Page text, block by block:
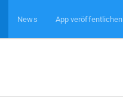
News App veröffentlichen